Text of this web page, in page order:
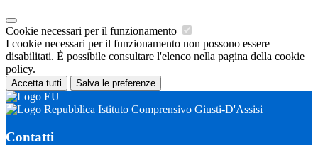
Cookie necessari per il funzionamento
I cookie necessari per il funzionamento non possono essere
disabilitati. È possibile consultare l'elenco nella pagina della cookie
policy.
Accetta tutti Salva le preferenze
Istituto Comprensivo Giusti-D'Assisi
Contatti